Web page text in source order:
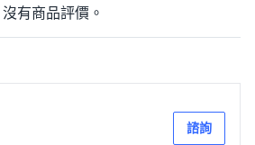
沒有商品評價。
諮詢